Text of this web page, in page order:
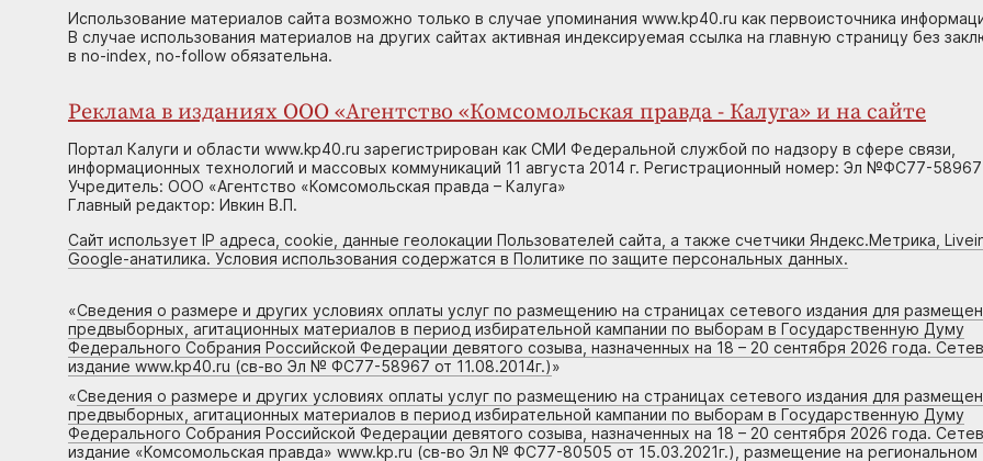
Использование материалов сайта возможно только в случае упоминания www.kp40.ru как первоисточника
В случае использования материалов на других сайтах активная индексируемая ссылка на главную страницу без
в no-index, no-follow обязательна.
Реклама в изданиях ООО «Агентство «Комсомольская правда - Калуга» и на сайте
Портал Калуги и области www.kp40.ru зарегистрирован как СМИ Федеральной службой по надзору в сфере связи,
информационных технологий и массовых коммуникаций 11 августа 2014 г. Регистрационный номер: Эл №ФС77-58967
Учредитель: ООО «Агентство «Комсомольская правда – Калуга»
Главный редактор: Ивкин В.П.
Сайт использует IP адреса, cookie, данные геолокации Пользователей сайта, а также счетчики Яндекс.Метрика,
Google-анатилика. Условия использования содержатся в Политике по защите персональных данных.
«Сведения о размере и других условиях оплаты услуг по размещению на страницах сетевого издания для
предвыборных, агитационных материалов в период избирательной кампании по выборам в Государственную Думу
Федерального Собрания Российской Федерации девятого созыва, назначенных на 18 – 20 сентября 2026 года.
издание www.kp40.ru (св-во Эл № ФС77-58967 от 11.08.2014г.)»
«Сведения о размере и других условиях оплаты услуг по размещению на страницах сетевого издания для
предвыборных, агитационных материалов в период избирательной кампании по выборам в Государственную Думу
Федерального Собрания Российской Федерации девятого созыва, назначенных на 18 – 20 сентября 2026 года.
издание «Комсомольская правда» www.kp.ru (св-во Эл № ФС77-80505 от 15.03.2021г.), размещение на региональном